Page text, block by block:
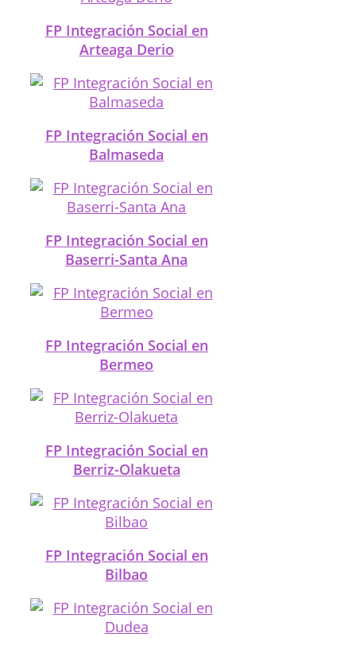
FP Integración Social en
Arteaga Derio
FP Integración Social en
Balmaseda
FP Integración Social en
Baserri-Santa Ana
FP Integración Social en
Bermeo
FP Integración Social en
Berriz-Olakueta
FP Integración Social en
Bilbao